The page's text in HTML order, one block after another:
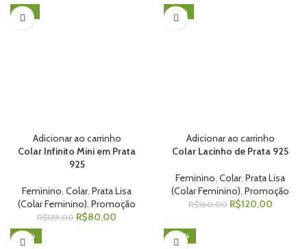
-41%
Adicionar ao carrinho
Colar Infinito Mini em Prata
925
Feminino, Colar, Prata Lisa
(Colar Feminino), Promoção
R$135,00 R$80,00
-25%
Adicionar ao carrinho
Colar Lacinho de Prata 925
Feminino, Colar, Prata Lisa
(Colar Feminino), Promoção
R$160,00 R$120,00
-50% -30%